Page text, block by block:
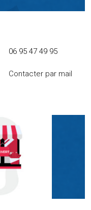
06 95 47 49 95
Contacter par mail